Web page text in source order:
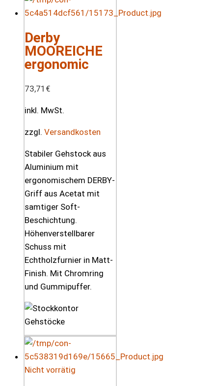
Derby
MOOREICHE
ergonomic
73,71 €
inkl. MwSt.
zzgl. Versandkosten
Stabiler Gehstock aus
Aluminium mit
ergonomischem DERBY-
Griff aus Acetat mit
samtiger Soft-
Beschichtung.
Höhenverstellbarer
Schuss mit
Echtholzfurnier in Matt-
Finish. Mit Chromring
und Gummipuffer.
Nicht vorrätig